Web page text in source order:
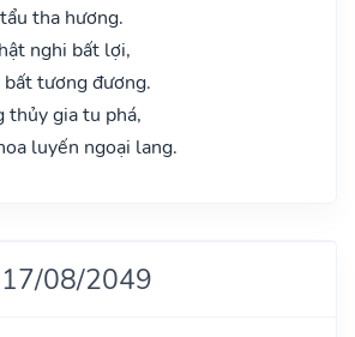
tha hương.
nghi bất lợi,
tương đương.
thủy gia tu phá,
luyến ngoại lang.
08/2049